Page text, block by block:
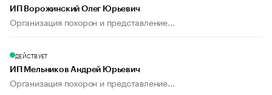
ИП Ворожинский Олег Юрьевич
Организация похорон и представление...
ДЕЙСТВУЕТ
ИП Мельников Андрей Юрьевич
Организация похорон и представление...